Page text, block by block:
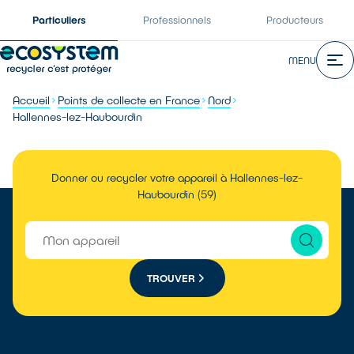
Particuliers Professionnels Producteurs
MENU
Accueil Points de collecte en France
Nord
Hallennes-lez-Haubourdin
Donner ou recycler votre appareil à Hallennes-lez-
Haubourdin (59)
TROUVER